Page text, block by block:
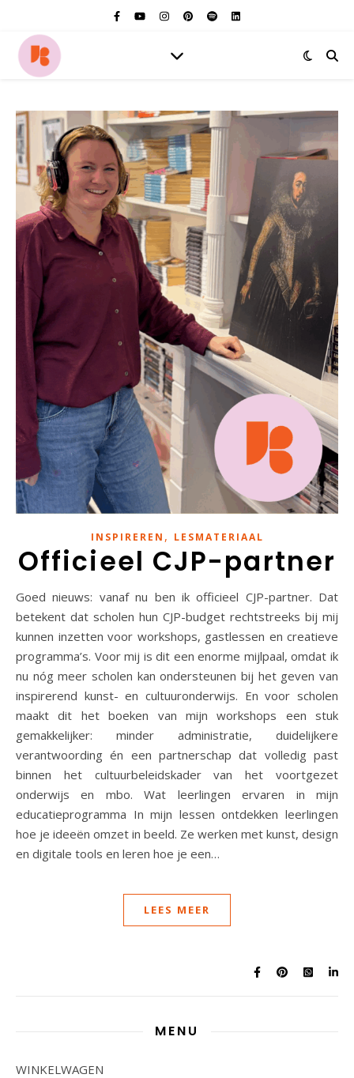
INSPIREREN , LESMATERIAAL
Officieel CJP-partner
Goed nieuws: vanaf nu ben ik officieel CJP-partner. Dat
betekent dat scholen hun CJP-budget rechtstreeks bij mij
kunnen inzetten voor workshops, gastlessen en creatieve
programma’s. Voor mij is dit een enorme mijlpaal, omdat ik
nu nóg meer scholen kan ondersteunen bij het geven van
inspirerend kunst- en cultuuronderwijs. En voor scholen
maakt dit het boeken van mijn workshops een stuk
gemakkelijker: minder administratie, duidelijkere
verantwoording én een partnerschap dat volledig past
binnen het cultuurbeleidskader van het voortgezet
onderwijs en mbo. Wat leerlingen ervaren in mijn
educatieprogramma In mijn lessen ontdekken leerlingen
hoe je ideeën omzet in beeld. Ze werken met kunst, design
en digitale tools en leren hoe je een…
LEES MEER
MENU
WINKELWAGEN